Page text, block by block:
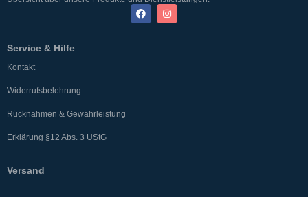
Service & Hilfe
Kontakt
Widerrufsbelehrung
Rücknahmen & Gewährleistung
Erklärung §12 Abs. 3 UStG
Versand